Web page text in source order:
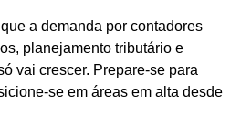
a demanda por contadores
planejamento tributário e
vai crescer. Prepare-se para
se em áreas em alta desde